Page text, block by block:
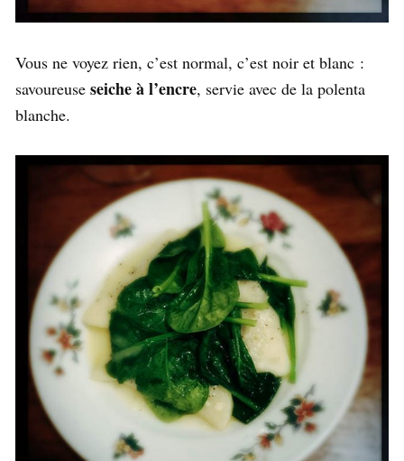
Vous ne voyez rien, c’est normal, c’est noir et blanc :
savoureuse seiche à l’encre, servie avec de la polenta
blanche.